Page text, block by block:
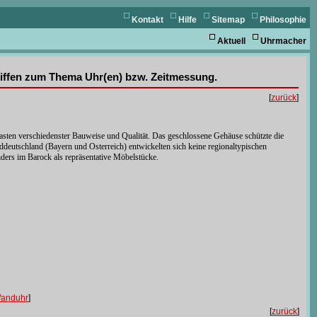
Philosophie
Sitemap
Hilfe
Kontakt
Uhrmacher
Aktuell
zum Thema Uhr(en) bzw. Zeitmessung.
[zurück]
verschiedenster Bauweise und Qualität. Das geschlossene Gehäuse schützte die
(Bayern und Osterreich) entwickelten sich keine regionaltypischen
im Barock als repräsentative Möbelstücke.
]
[zurück]